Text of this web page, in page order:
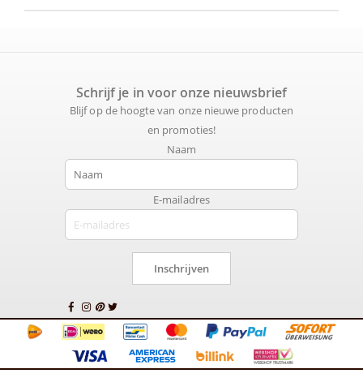
Schrijf je in voor onze nieuwsbrief
Blijf op de hoogte van onze nieuwe producten
en promoties!
Naam
E-mailadres
Inschrijven